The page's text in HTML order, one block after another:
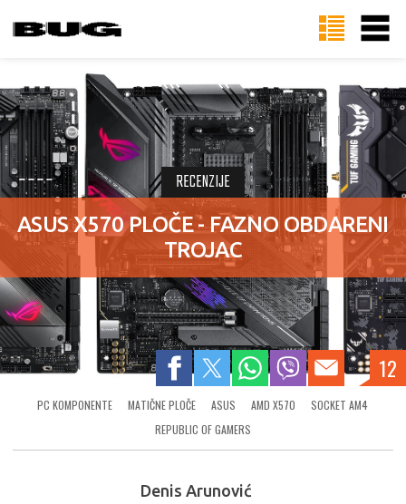
RECENZIJE
ASUS X570 PLOČE - FAZNO OBDARENI
TROJAC
12
PC KOMPONENTE MATIČNE PLOČE ASUS AMD X570
SOCKET AM4
REPUBLIC OF GAMERS
Denis Arunović